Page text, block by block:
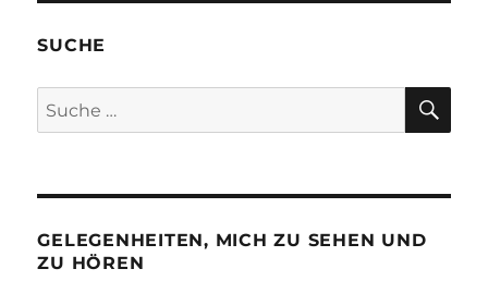
SUCHE
Suche
nach:
GELEGENHEITEN, MICH ZU SEHEN UND
ZU HÖREN